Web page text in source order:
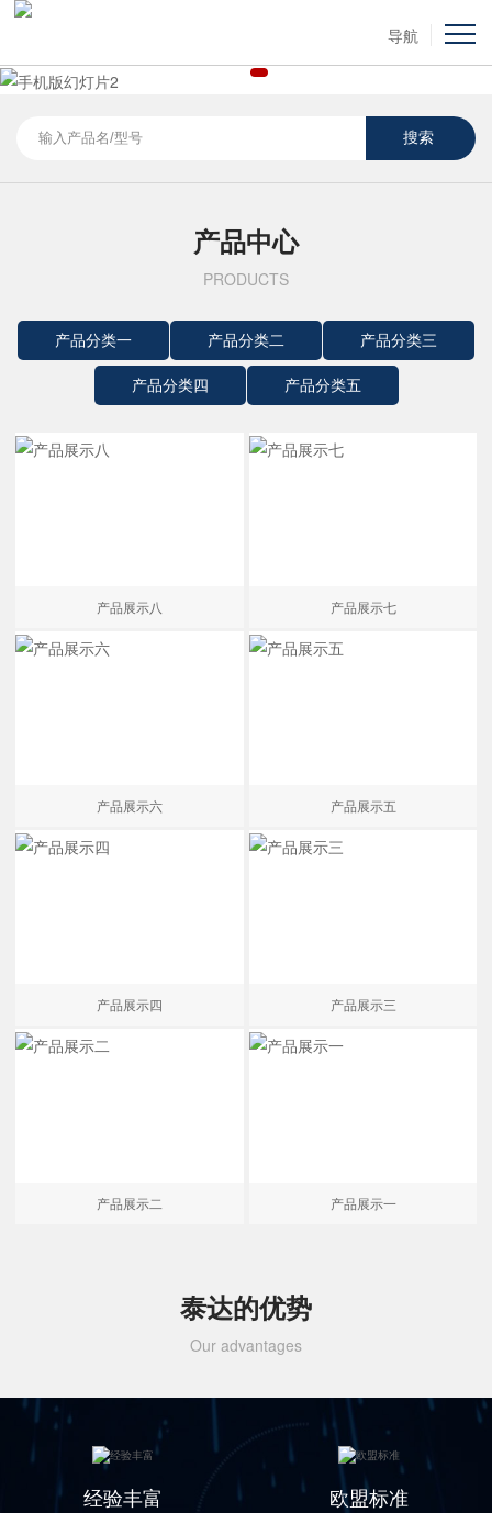
导航
产品中心
PRODUCTS
产品分类一 产品分类二 产品分类三
产品分类四 产品分类五
产品展示八 产品展示七
产品展示六 产品展示五
产品展示四 产品展示三
产品展示二 产品展示一
泰达的优势
Our advantages
经验丰富 欧盟标准